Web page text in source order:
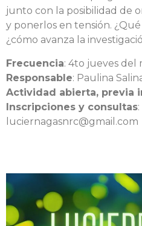
junto con la posibilidad de
y ponerlos en tensión. ¿Qué
¿cómo avanza la
Frecuencia: 4to jueves del
Responsable: Paulina
Actividad abierta, previa
Inscripciones y consultas:
luciernagasnrc@gmail.com